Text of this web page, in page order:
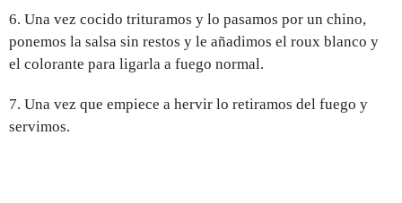
6. Una vez cocido trituramos y lo pasamos por un chino,
ponemos la salsa sin restos y le añadimos el roux blanco y
el colorante para ligarla a fuego normal.
7. Una vez que empiece a hervir lo retiramos del fuego y
servimos.